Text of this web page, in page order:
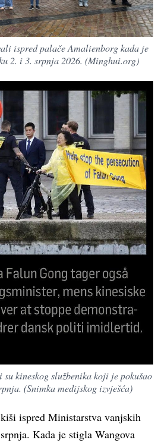
ispred palače Amalienborg kada je
2. i 3. srpnja 2026. (Minghui.org)
kineskog službenika koji je pokušao
(Snimka medijskog izvješća)
ispred Ministarstva vanjskih
Kada je stigla Wangova